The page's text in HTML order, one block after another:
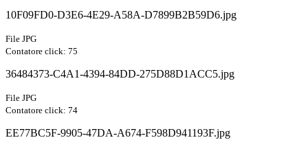
10F09FD0-D3E6-4E29-A58A-D7899B2B59D6.jpg
File JPG
Contatore click: 75
36484373-C4A1-4394-84DD-275D88D1ACC5.jpg
File JPG
Contatore click: 74
EE77BC5F-9905-47DA-A674-F598D941193F.jpg